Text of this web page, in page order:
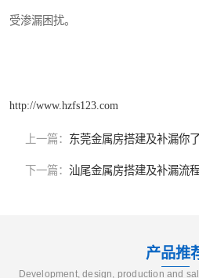
受渗漏困扰。
http://www.hzfs123.com
上一篇： 东莞金属房搭建及补漏你
下一篇： 汕尾金属房搭建及补漏流
产品推
Development, design, production and